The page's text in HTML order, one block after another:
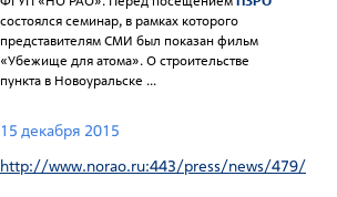
состоялся семинар, в рамках которого
представителям СМИ был показан фильм
«Убежище для атома». О строительстве
пункта в Новоуральске ...
15 декабря 2015
http://www.norao.ru:443/press/news/479/